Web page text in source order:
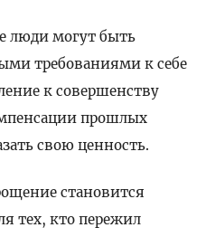
люди могут быть
требованиями к себе
к совершенству
прошлых
свою ценность.
становится
тех, кто пережил